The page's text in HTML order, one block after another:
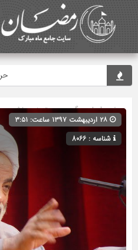
حرم
صفحه اصلی» گروه » دسته‌بندی نشده
شناسه : 8066